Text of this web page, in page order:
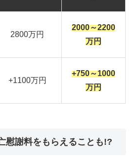
2800万円
2000～2200
万円
+1100万円
+750～1000
万円
慰謝料をもらえることも!?